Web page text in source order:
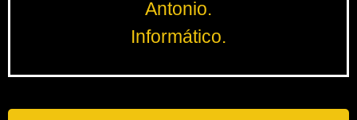
Antonio.
Informático.